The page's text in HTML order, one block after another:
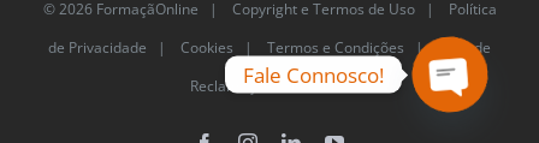
© 2026 FormaçãOnline |Copyright e Termos de
Uso|Política de Privacidade|Cookies|Termos e
Condições |Livro de Reclamações Eletrónico
Fale Connosco!